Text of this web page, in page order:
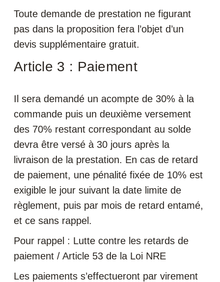
Toute demande de prestation ne figurant
pas dans la proposition fera l’objet d’un
devis supplémentaire gratuit.
Article 3 : Paiement
Il sera demandé un acompte de 30% à la
commande puis un deuxième versement
des 70% restant correspondant au solde
devra être versé à 30 jours après la
livraison de la prestation. En cas de retard
de paiement, une pénalité fixée de 10% est
exigible le jour suivant la date limite de
règlement, puis par mois de retard entamé,
et ce sans rappel.
Pour rappel : Lutte contre les retards de
paiement / Article 53 de la Loi NRE
Les paiements s’effectueront par virement